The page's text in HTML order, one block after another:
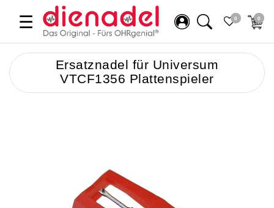
☰ 0 0
Ersatznadel für Universum
VTCF1356 Plattenspieler